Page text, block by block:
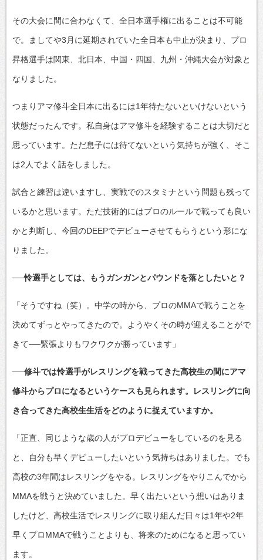
その大会に間に合わなくて、全日本選手権に出ることは不可能
で。ましてや3月に延期されていた全日本も中止が決まり、プロ
昇格選手は関東、北日本、中国・四国、九州・沖縄大会が対象と
なりました。
つまりアマ修斗全日本に出るには1年待たないといけないという
状態だったんです。私自身はアマ修斗を経験することは大切だと
思っています。ただ息子には待てないという気持ちが強く、そこ
は2人でよく話をしました。
試合と練習は違いますし、実戦でのスタミナという問題も残って
いるかと思います。ただ技術的にはプロのルールで戦っても良い
かと判断し、今回のDEEPでデビューさせてもらうという形にな
りました。
──怜選手としては、もうガンガンとパウンドを落としたいと？
「そうですね（笑）。中学の時から、プロのMMAで戦うことを
決めてずっとやってきたので。ようやくその時が迎えることがで
きて──緊張よりもワクワクが勝っています」
──修斗では怜選手がレスリングを戦ってきた高校生の間にアマ
修斗からプロになるというケースも見られます。レスリングに向
き合ってきた高校生生活をどのように捉えていますか。
「正直、同じような歳の人がプロデビューをしているのを見る
と、自分も早くデビューしたいという気持ちはありました。でも
高校の3年間はレスリングをやる。レスリングをやりこんでから
MMAを戦うと決めていました。早く出たいという想いはありま
したけど、高校生活でレスリングに取り組んだ日々は1年や2年
早くプロMMAで戦うことよりも、将来のためになると思ってい
ます。